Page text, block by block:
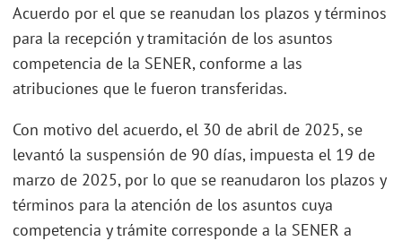
Acuerdo por el que se reanudan los plazos y términos
para la recepción y tramitación de los asuntos
competencia de la SENER, conforme a las
atribuciones que le fueron transferidas.
Con motivo del acuerdo, el 30 de abril de 2025, se
levantó la suspensión de 90 días, impuesta el 19 de
marzo de 2025, por lo que se reanudaron los plazos y
términos para la atención de los asuntos cuya
competencia y trámite corresponde a la SENER a